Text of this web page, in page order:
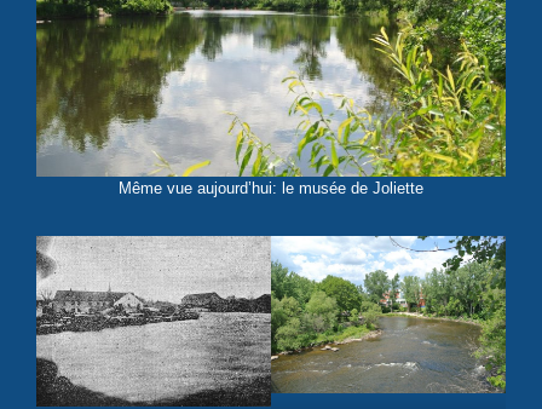
Même vue aujourd’hui: le musée de Joliette